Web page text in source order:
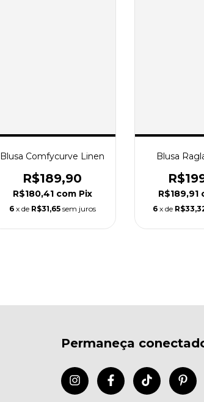
Blusa Comfycurve Linen
R$189,90
R$180,41 com Pix
6 x de R$31,65 sem juros
Blusa
R$189,91
6 x de
Permaneça